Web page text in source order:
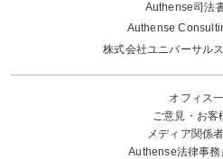
Authense司法
Authense
株式会社ユニバーサル
オフィス
ご意見・お客
メディア関係
Authense法律事務